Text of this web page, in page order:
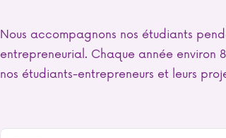
Nous accompagnons nos étudiants
entrepreneurial. Chaque année environ
nos étudiants-entrepreneurs et leurs